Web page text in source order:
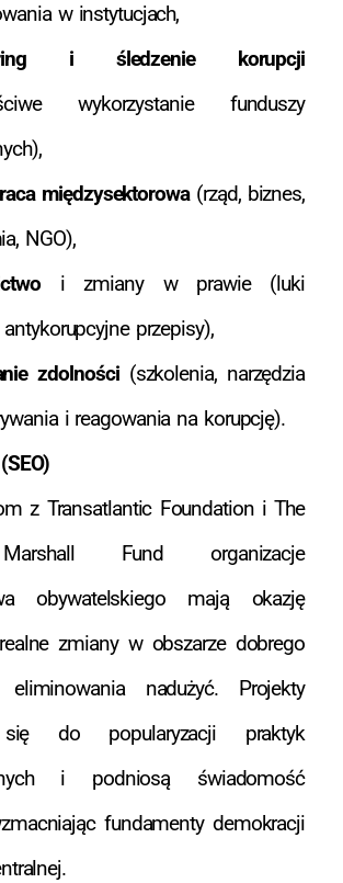
w instytucjach,
i śledzenie korupcji
wykorzystanie funduszy
międzysektorowa(rząd, biznes,
NGO),
i zmiany w prawie (luki
przepisy),
zdolności(szkolenia, narzędzia
i reagowania na korupcję).
z Transatlantic Foundation i The
Fund organizacje
obywatelskiego mają okazję
zmiany w obszarze dobrego
nadużyć. Projekty
się do popularyzacji praktyk
i podniosą świadomość
fundamenty demokracji